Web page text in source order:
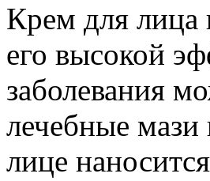
Крем для лица
его высокой
заболевания
лечебные мази
лице